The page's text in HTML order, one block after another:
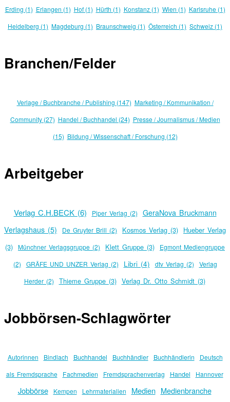
Erding (1) Erlangen (1) Hof (1) Hürth (1) Konstanz (1) Wien (1) Karlsruhe (1)
Heidelberg (1) Magdeburg (1) Braunschweig (1) Österreich (1) Schweiz (1)
Branchen/Felder
Verlage / Buchbranche / Publishing (147) Marketing / Kommunikation /
Community (27) Handel / Buchhandel (24) Presse / Journalismus / Medien
(15) Bildung / Wissenschaft / Forschung (12)
Arbeitgeber
Verlag C.H.BECK (6) Piper Verlag (2)
GeraNova Bruckmann
Verlagshaus (5)
De Gruyter Brill (2) Kosmos Verlag (3) Hueber Verlag
(3) Münchner Verlagsgruppe (2) Klett Gruppe (3)
Egmont Mediengruppe
(2)
GRÄFE UND UNZER Verlag (2) Libri (4) dtv Verlag (2)
Verlag
Herder (2)
Thieme Gruppe (3) Verlag Dr. Otto Schmidt (3)
Jobbörsen-Schlagwörter
Autorinnen Bindlach Buchhandel Buchhändler Buchhändlerin
Deutsch
als Fremdsprache
Fachmedien Fremdsprachenverlag Handel Hannover
Jobbörse Kempen Lehrmaterialien Medien Medienbranche